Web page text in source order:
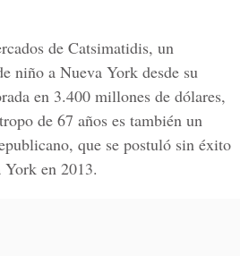
de Catsimatidis, un
niño a Nueva York desde su
en 3.400 millones de dólares,
de 67 años es también un
que se postuló sin éxito
en 2013.